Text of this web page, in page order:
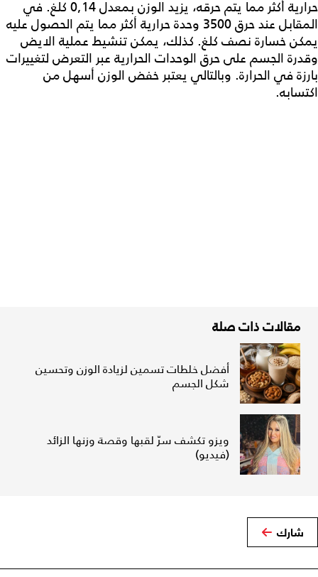
حرارية أكثر مما يتم حرقه، يزيد الوزن بمعدل 0,14 كلغ. في
المقابل عند حرق 3500 وحدة حرارية أكثر مما يتم الحصول عليه
يمكن خسارة نصف كلغ. كذلك، يمكن تنشيط عملية الايض
وقدرة الجسم على حرق الوحدات الحرارية عبر التعرض لتغييرات
بارزة في الحرارة. وبالتالي يعتبر خفض الوزن أسهل من
اكتسابه.
مقالات ذات صلة
أفضل خلطات تسمين لزيادة الوزن وتحسين
شكل الجسم
ويزو تكشف سرّ لقبها وقصة وزنها الزائد
(فيديو)
شارك